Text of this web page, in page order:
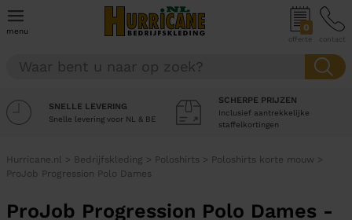
menu 0
offerte contact
SNELLE LEVERING
Snelle levering voor NL & BE
SCHERPE PRIJZEN
Inclusief aantrekkelijke
staffelkortingen
Hurricane.nl > Bedrijfskleding > Poloshirts > Poloshirts korte mouw >
ProJob Progression Polo Dames
ProJob Progression Polo Dames -